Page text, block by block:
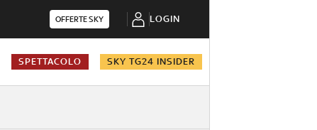
OFFERTE SKY LOGIN
SPETTACOLO SKY TG24 INSIDER